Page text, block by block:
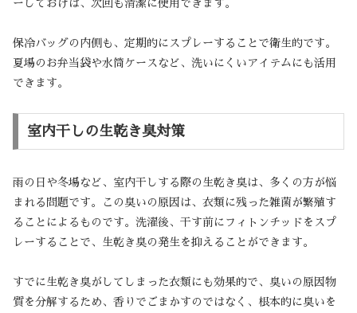
ーしておけば、次回も清潔に使用できます。
保冷バッグの内側も、定期的にスプレーすることで衛生的です。
夏場のお弁当袋や水筒ケースなど、洗いにくいアイテムにも活用
できます。
室内干しの生乾き臭対策
雨の日や冬場など、室内干しする際の生乾き臭は、多くの方が悩
まれる問題です。この臭いの原因は、衣類に残った雑菌が繁殖す
ることによるものです。洗濯後、干す前にフィトンチッドをスプ
レーすることで、生乾き臭の発生を抑えることができます。
すでに生乾き臭がしてしまった衣類にも効果的で、臭いの原因物
質を分解するため、香りでごまかすのではなく、根本的に臭いを